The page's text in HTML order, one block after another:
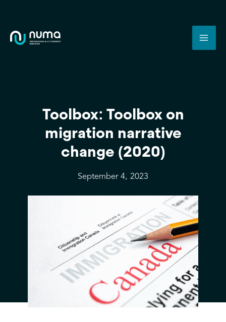
content
Toolbox: Toolbox on
migration narrative
change (2020)
September 4, 2023